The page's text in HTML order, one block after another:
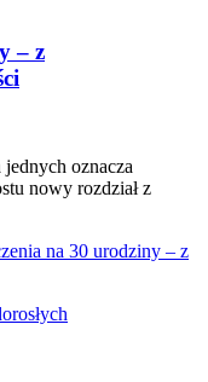
– z
oznacza
nowy rozdział z
na 30 urodziny – z